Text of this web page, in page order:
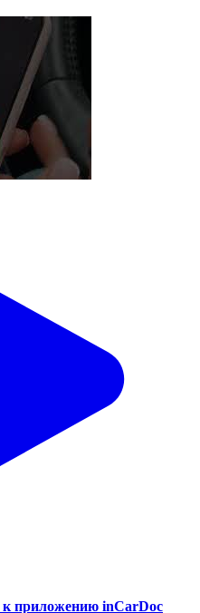
к приложению inCarDoc